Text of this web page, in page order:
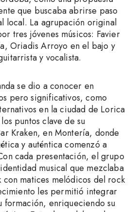
que buscaba abrirse paso
local. La agrupación original
tres jóvenes músicos: Favier
Oriadis Arroyo en el bajo y
y vocalista.
se dio a conocer en
pero significativos, como
en la ciudad de Lorica
puntos clave de su
Kraken, en Montería, donde
y auténtica comenzó a
cada presentación, el grupo
musical que mezclaba
con matices melódicos del rock
les permitió integrar
formación, enriqueciendo su